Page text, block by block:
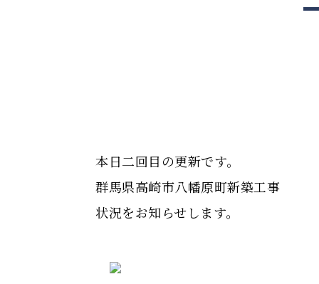
本日二回目の更新です。
群馬県高崎市八幡原町新築工事
状況をお知らせします。